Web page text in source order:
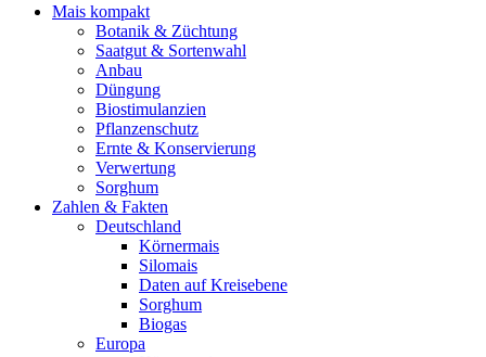
Mais kompakt
Botanik & Züchtung
Saatgut & Sortenwahl
Anbau
Düngung
Biostimulanzien
Pflanzenschutz
Ernte & Konservierung
Verwertung
Sorghum
Zahlen & Fakten
Deutschland
Körnermais
Silomais
Daten auf Kreisebene
Sorghum
Biogas
Europa